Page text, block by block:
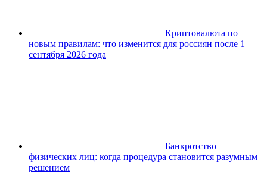
Криптовалюта по
новым правилам: что изменится для россиян после 1
сентября 2026 года
Банкротство
физических лиц: когда процедура становится разумным
решением